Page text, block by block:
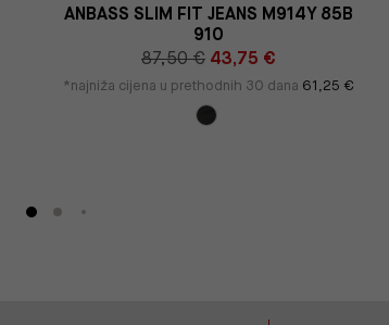
ANBASS SLIM FIT JEANS M914Y 85B
910
87,50 € 43,75 €
*najniža cijena u prethodnih 30 dana 61,25 €